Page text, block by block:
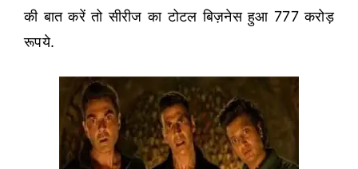
की बात करें तो सीरीज का टोटल बिज़नेस हुआ 777 करोड़
रूपये.